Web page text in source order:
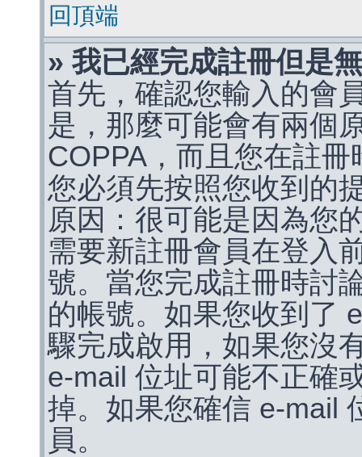
回頂端
» 我已經完成註冊但是
首先，確認您輸入的會
是，那麼可能會有兩個
COPPA，而且您在註
您必須先按照您收到的
原因：很可能是因為您
需要新註冊會員在登入
號。當您完成註冊時討
的帳號。如果您收到了
驟完成啟用，如果您沒
e-mail 位址可能不正確
掉。如果您確信 e-mail
員。